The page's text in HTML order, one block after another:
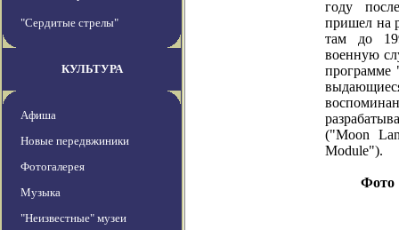
"Сердитые стрелы"
КУЛЬТУРА
Афиша
Новые передвжиники
Фотогалерея
Музыка
"Неизвестные" музеи
году
пришел на
там до
военную
("Moon
Module").
Фото